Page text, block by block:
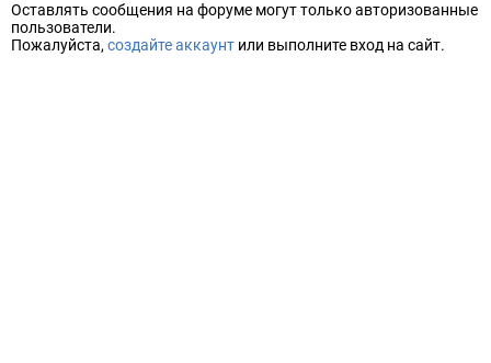
Оставлять сообщения на форуме могут только авторизованные
пользователи.
Пожалуйста, создайте аккаунт или выполните вход на сайт.